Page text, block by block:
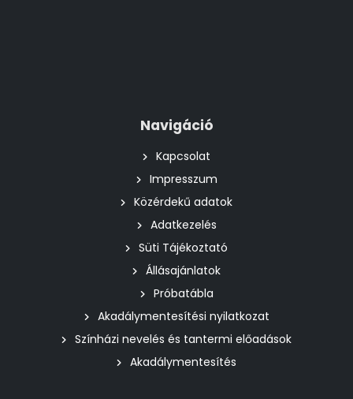
Navigáció
Kapcsolat
Impresszum
Közérdekű adatok
Adatkezelés
Süti Tájékoztató
Állásajánlatok
Próbatábla
Akadálymentesítési nyilatkozat
Színházi nevelés és tantermi előadások
Akadálymentesítés